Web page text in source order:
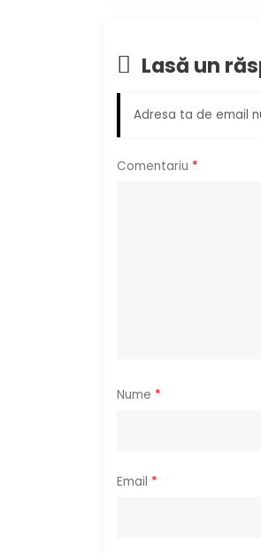
r
î
e
Lasă un
Adresa ta de email
Comentariu *
Nume *
Email *